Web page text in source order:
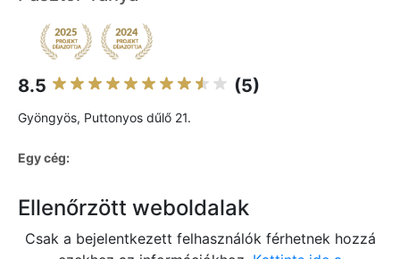
8.5 (5)
Gyöngyös, Puttonyos dűlő 21.
Egy cég:
Ellenőrzött weboldalak
Csak a bejelentkezett felhasználók férhetnek hozzá